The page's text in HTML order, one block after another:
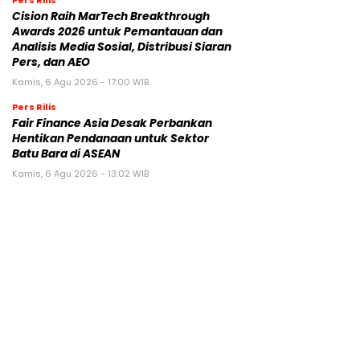
Cision Raih MarTech Breakthrough
Awards 2026 untuk Pemantauan dan
Analisis Media Sosial, Distribusi Siaran
Pers, dan AEO
Kamis, 6 Agu 2026 - 17:00 WIB
Pers Rilis
Fair Finance Asia Desak Perbankan
Hentikan Pendanaan untuk Sektor
Batu Bara di ASEAN
Kamis, 6 Agu 2026 - 13:02 WIB